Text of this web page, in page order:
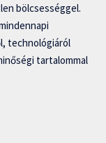
bölcsességgel.
technológiáról
tartalommal